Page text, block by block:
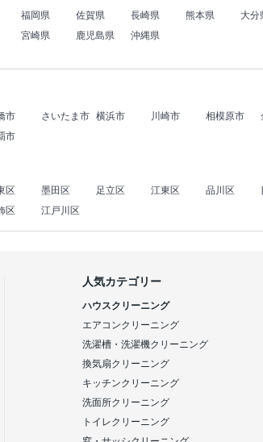
福岡県 佐賀県 長崎県 熊本県
大分
宮崎県
鹿児島県 沖縄県
市 さいたま市 横浜市 川崎市 相模原市
市
区 墨田区 足立区 江東区 品川区
区 江戸川区
人気カテゴリー
ハウスクリーニング
エアコンクリーニング
洗濯槽・洗濯機クリーニング
換気扇クリーニング
キッチンクリーニング
洗面所クリーニング
トイレクリーニング